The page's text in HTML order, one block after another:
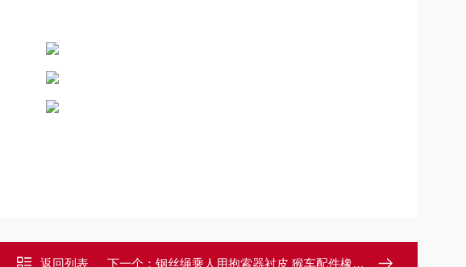
返回列表 下一个： 钢丝绳乘人用抱索器衬皮 猴车配件橡胶衬垫